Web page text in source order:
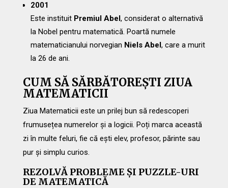
2001
Este instituit Premiul Abel, considerat o alternativă
la Nobel pentru matematică. Poartă numele
matematicianului norvegian Niels Abel, care a murit
la 26 de ani.
CUM SĂ SĂRBĂTOREȘTI ZIUA
MATEMATICII
Ziua Matematicii este un prilej bun să redescoperi
frumusețea numerelor și a logicii. Poți marca această
zi în multe feluri, fie că ești elev, profesor, părinte sau
pur și simplu curios.
REZOLVĂ PROBLEME ȘI PUZZLE-URI
DE MATEMATICĂ